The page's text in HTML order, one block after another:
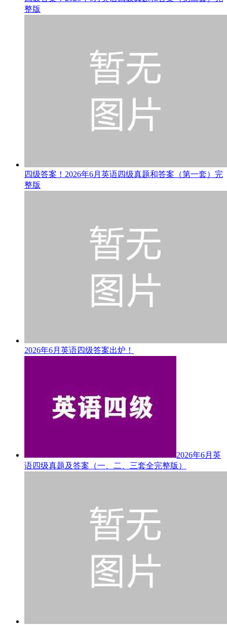
整版
四级答案！2026年6月英语四级真题和答案（第一套）完
整版
2026年6月英语四级答案出炉！
2026年6月英
语四级真题及答案（一、二、三套全完整版）